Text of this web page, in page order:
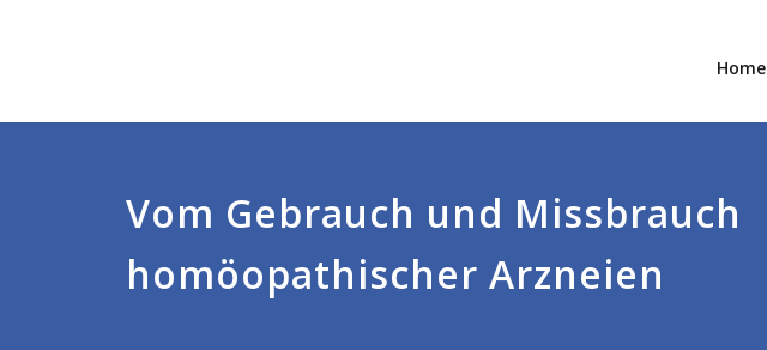
Home
Vom Gebrauch und Missbrauch
homöopathischer Arzneien